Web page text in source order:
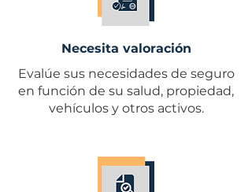
Necesita valoración
Evalúe sus necesidades de seguro
en función de su salud, propiedad,
vehículos y otros activos.